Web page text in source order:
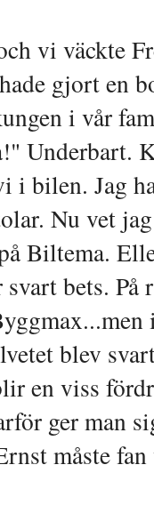
vi väckte
gjort en
i vår
Underbart.
i bilen. Jag
Nu vet
Biltema.
bets.
blev
en viss
ger man
måste